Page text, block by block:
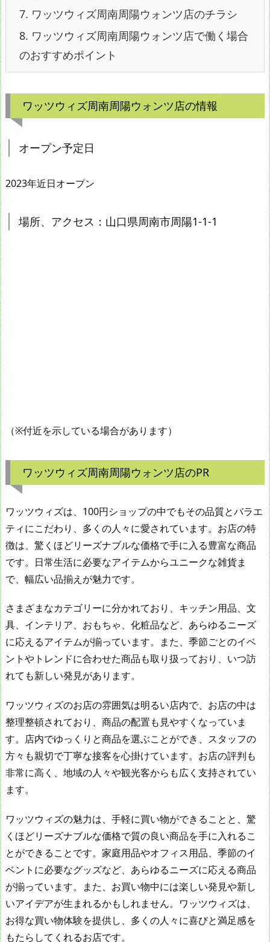
7. ワッツウィズ周南周陽ウォンツ店のチラシ
8. ワッツウィズ周南周陽ウォンツ店で働く場合
のおすすめポイント
ワッツウィズ周南周陽ウォンツ店の情報
オープン予定日
2023年近日オープン
場所、アクセス：山口県周南市周陽1-1-1
（※付近を示している場合があります）
ワッツウィズ周南周陽ウォンツ店のPR
ワッツウィズは、100円ショップの中でもその品質とバラエ
ティにこだわり、多くの人々に愛されています。お店の特
徴は、驚くほどリーズナブルな価格で手に入る豊富な商品
です。日常生活に必要なアイテムからユニークな雑貨ま
で、幅広い品揃えが魅力です。
さまざまなカテゴリーに分かれており、キッチン用品、文
具、インテリア、おもちゃ、化粧品など、あらゆるニーズ
に応えるアイテムが揃っています。また、季節ごとのイベ
ントやトレンドに合わせた商品も取り扱っており、いつ訪
れても新しい発見があります。
ワッツウィズのお店の雰囲気は明るい店内で、お店の中は
整理整頓されており、商品の配置も見やすくなっていま
す。店内でゆっくりと商品を選ぶことができ、スタッフの
方々も親切で丁寧な接客を心掛けています。お店の評判も
非常に高く、地域の人々や観光客からも広く支持されてい
ます。
ワッツウィズの魅力は、手軽に買い物ができることと、驚
くほどリーズナブルな価格で質の良い商品を手に入れるこ
とができることです。家庭用品やオフィス用品、季節のイ
ベントに必要なグッズなど、あらゆるニーズに応える商品
が揃っています。また、お買い物中には楽しい発見や新し
いアイデアが生まれるかもしれません。ワッツウィズは、
お得な買い物体験を提供し、多くの人々に喜びと満足感を
もたらしてくれるお店です。